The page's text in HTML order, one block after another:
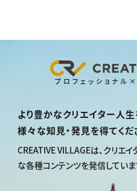
プロフェッショナル
より豊かなクリエイター人生
様々な知見・発見を得てくだ
CREATIVE VILLAGEは、クリエ
な各種コンテンツを発信していま